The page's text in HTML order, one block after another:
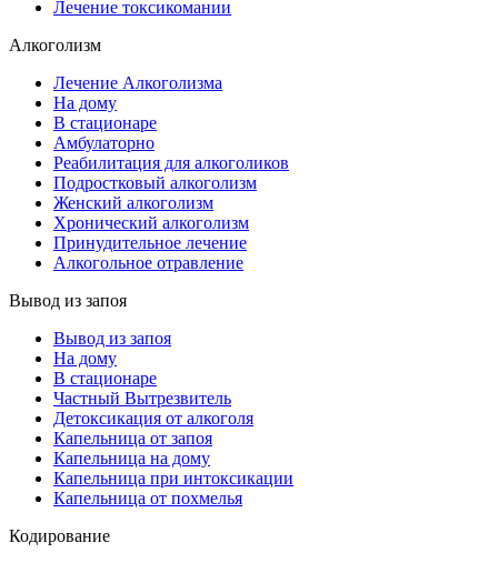
Лечение токсикомании
Алкоголизм
Лечение Алкоголизма
На дому
В стационаре
Амбулаторно
Реабилитация для алкоголиков
Подростковый алкоголизм
Женский алкоголизм
Хронический алкоголизм
Принудительное лечение
Алкогольное отравление
Вывод из запоя
Вывод из запоя
На дому
В стационаре
Частный Вытрезвитель
Детоксикация от алкоголя
Капельница от запоя
Капельница на дому
Капельница при интоксикации
Капельница от похмелья
Кодирование